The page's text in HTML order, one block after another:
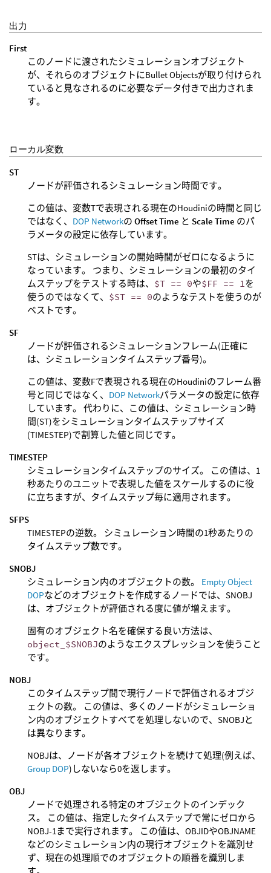
出力
First
このノードに渡されたシミュレーションオブジェクト
が、それらのオブジェクトにBullet Objectsが取り付けられ
ていると見なされるのに必要なデータ付きで出力されま
す。
ローカル変数
ST
ノードが評価されるシミュレーション時間です。
この値は、変数Tで表現される現在のHoudiniの時間と同じ
ではなく、 DOP Networkの Offset Time と Scale Time のパ
ラメータの設定に依存しています。
STは、シミュレーションの開始時間がゼロになるように
なっています。 つまり、シミュレーションの最初のタイ
ムステップをテストする時は、 $T == 0や$FF == 1を
使うのではなくて、 $ST == 0のようなテストを使うのが
ベストです。
SF
ノードが評価されるシミュレーションフレーム(正確に
は、シミュレーションタイムステップ番号)。
この値は、変数Fで表現される現在のHoudiniのフレーム番
号と同じではなく、 DOP Networkパラメータの設定に依存
しています。 代わりに、この値は、シミュレーション時
間(ST)をシミュレーションタイムステップサイズ
(TIMESTEP)で割算した値と同じです。
TIMESTEP
シミュレーションタイムステップのサイズ。 この値は、1
秒あたりのユニットで表現した値をスケールするのに役
に立ちますが、タイムステップ毎に適用されます。
SFPS
TIMESTEPの逆数。 シミュレーション時間の1秒あたりの
タイムステップ数です。
SNOBJ
シミュレーション内のオブジェクトの数。 Empty Object
DOPなどのオブジェクトを作成するノードでは、SNOBJ
は、オブジェクトが評価される度に値が増えます。
固有のオブジェクト名を確保する良い方法は、
object_$SNOBJのようなエクスプレッションを使うこと
です。
NOBJ
このタイムステップ間で現行ノードで評価されるオブジ
ェクトの数。 この値は、多くのノードがシミュレーショ
ン内のオブジェクトすべてを処理しないので、SNOBJと
は異なります。
NOBJは、ノードが各オブジェクトを続けて処理(例えば、
Group DOP)しないなら0を返します。
OBJ
ノードで処理される特定のオブジェクトのインデック
ス。 この値は、指定したタイムステップで常にゼロから
NOBJ-1まで実行されます。 この値は、OBJIDやOBJNAME
などのシミュレーション内の現行オブジェクトを識別せ
ず、現在の処理順でのオブジェクトの順番を識別しま